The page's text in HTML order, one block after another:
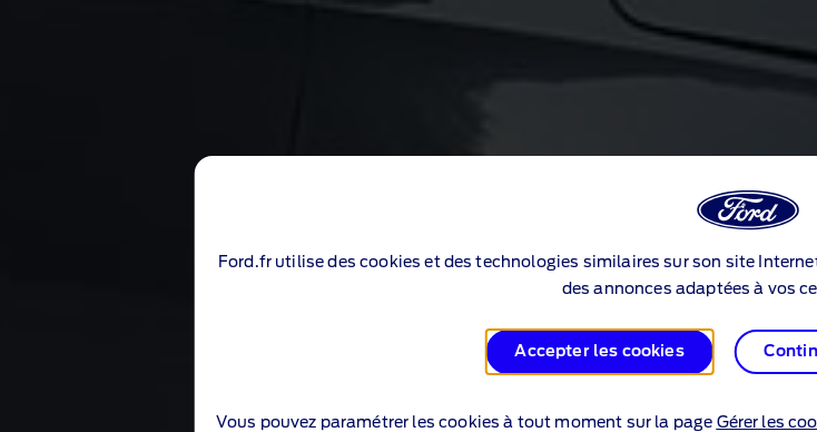
Ford.fr utilise des cookies et des technologies similaires sur son site
des annonces adaptées à vos
Accepter les cookies
Vous pouvez paramétrer les cookies à tout moment sur la page Gérer les